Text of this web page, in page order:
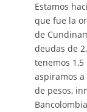
Estamos
que fue la
de
deudas de
tenemos
aspiramos
de pesos,